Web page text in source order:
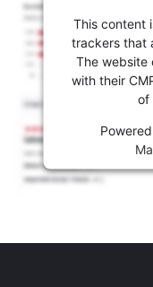
This content
trackers that
The website
with their
of